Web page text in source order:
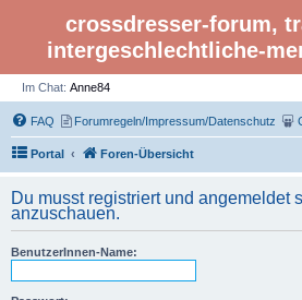
crossdresser-forum,
intergeschlechtliche-
Im Chat: Anne84
FAQ Forumregeln/Impressum/Datenschutz
Portal Foren-Übersicht
Du musst registriert und angemeldet
anzuschauen.
BenutzerInnen-Name: